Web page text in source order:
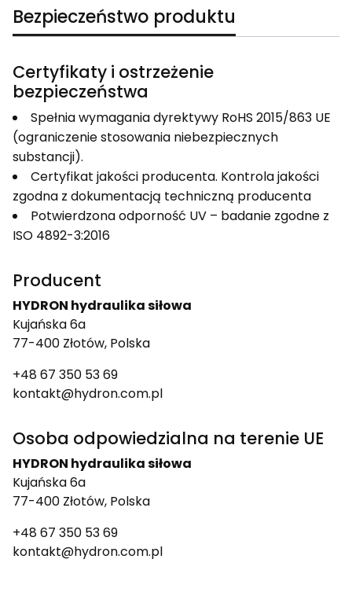
Bezpieczeństwo produktu
Certyfikaty i ostrzeżenie
bezpieczeństwa
Spełnia wymagania dyrektywy RoHS 2015/863 UE
(ograniczenie stosowania niebezpiecznych
substancji).
Certyfikat jakości producenta. Kontrola jakości
zgodna z dokumentacją techniczną producenta
Potwierdzona odporność UV – badanie zgodne z
ISO 4892-3:2016
Producent
HYDRON hydraulika siłowa
Kujańska 6a
77-400 Złotów, Polska
+48 67 350 53 69
kontakt@hydron.com.pl
Osoba odpowiedzialna na terenie UE
HYDRON hydraulika siłowa
Kujańska 6a
77-400 Złotów, Polska
+48 67 350 53 69
kontakt@hydron.com.pl